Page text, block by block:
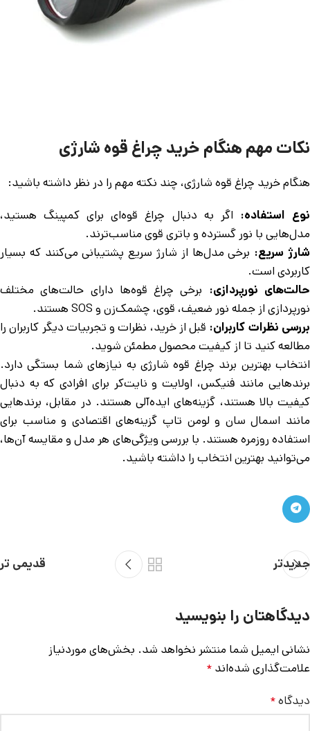
نکات مهم هنگام خرید چراغ قوه شارژی
هنگام خرید چراغ قوه شارژی، چند نکته مهم را در نظر داشته باشید:
نوع استفاده: اگر به دنبال چراغ قوه‌ای برای کمپینگ هستید،
مدل‌هایی با نور گسترده و باتری قوی مناسب‌ترند.
شارژ سریع: برخی مدل‌ها از شارژ سریع پشتیبانی می‌کنند که بسیار
کاربردی است.
حالت‌های نورپردازی: برخی چراغ قوه‌ها دارای حالت‌های مختلف
نورپردازی از جمله نور ضعیف، قوی، چشمک‌زن و SOS هستند.
بررسی نظرات کاربران: قبل از خرید، نظرات و تجربیات دیگر کاربران را
مطالعه کنید تا از کیفیت محصول مطمئن شوید.
انتخاب بهترین برند چراغ قوه شارژی به نیازهای شما بستگی دارد.
برندهایی مانند فنیکس، اولایت و نایت‌کر برای افرادی که به دنبال
کیفیت بالا هستند، گزینه‌های ایده‌آلی هستند. در مقابل، برندهایی
مانند اسمال سان و لومن تاپ گزینه‌های اقتصادی و مناسب برای
استفاده روزمره هستند. با بررسی ویژگی‌های هر مدل و مقایسه آن‌ها،
می‌توانید بهترین انتخاب را داشته باشید.
جدیدتر قدیمی تر
دیدگاهتان را بنویسید
نشانی ایمیل شما منتشر نخواهد شد. بخش‌های موردنیاز
علامت‌گذاری شده‌اند *
دیدگاه*